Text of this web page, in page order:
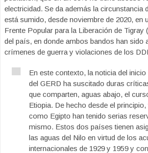
electricidad. Se da además la circunstancia
está sumido, desde noviembre de 2020, en
Frente Popular para la Liberación de Tigray
del país, en donde ambos bandos han sido
crímenes de guerra y violaciones de los
En este contexto, la noticia del
del GERD ha suscitado duras
que comparten, aguas abajo, el
Etiopia. De hecho desde el principio,
como Egipto han tenido serias
mismo. Estos dos países tienen
las aguas del Nilo en virtud de los
internacionales de 1929 y 1959 y